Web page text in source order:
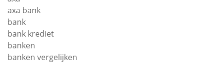
axa bank
bank
bank krediet
banken
banken vergelijken